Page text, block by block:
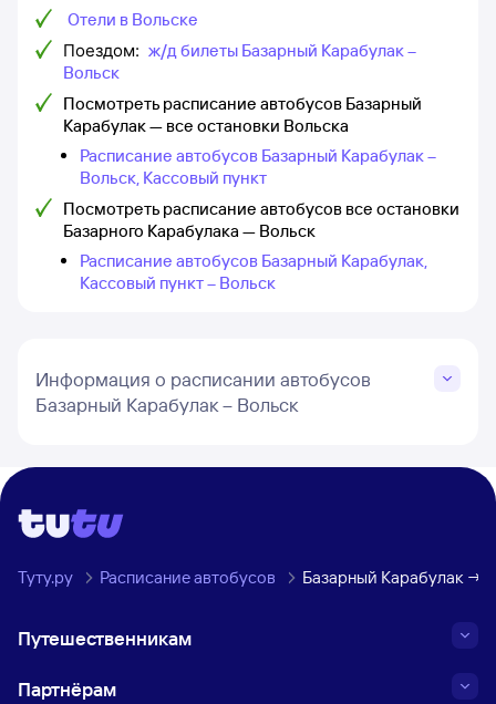
Отели в Вольске
Поездом: ж/д билеты Базарный Карабулак –
Вольск
Посмотреть расписание автобусов Базарный
Карабулак — все остановки Вольска
Расписание автобусов Базарный Карабулак –
Вольск, Кассовый пункт
Посмотреть расписание автобусов все остановки
Базарного Карабулака — Вольск
Расписание автобусов Базарный Карабулак,
Кассовый пункт – Вольск
Информация о расписании автобусов
Базарный Карабулак – Вольск
Туту.ру Расписание автобусов Базарный Карабулак →
Путешественникам
Партнёрам